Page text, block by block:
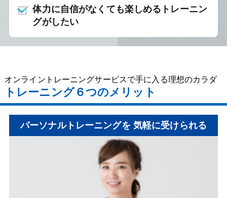
体力に自信がなくても楽しめるトレーニン
グがしたい
オンライントレーニングサービスで手に入る理想のカラダ
トレーニング６つのメリット
パーソナルトレーニングを 気軽に受けられる